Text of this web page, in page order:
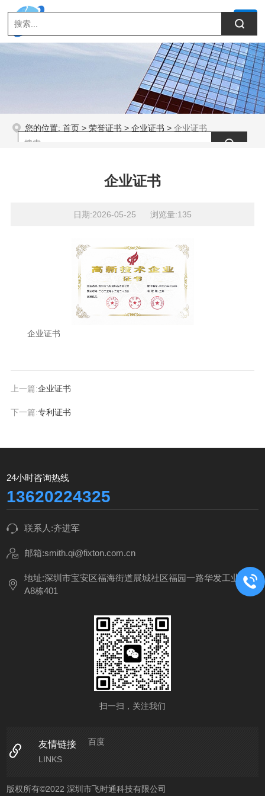
您的位置: 首页 > 荣誉证书 > 企业证书 > 企业证书
企业证书
日期:2026-05-25 浏览量:135
企业证书
上一篇:企业证书
下一篇:专利证书
24小时咨询热线
13620224325
联系人:齐进军
邮箱:smith.qi@fixton.com.cn
地址:深圳市宝安区福海街道展城社区福园一路华发工业园
A8栋401
扫一扫，关注我们
友情链接
LINKS
百度
版权所有©2022 深圳市飞时通科技有限公司